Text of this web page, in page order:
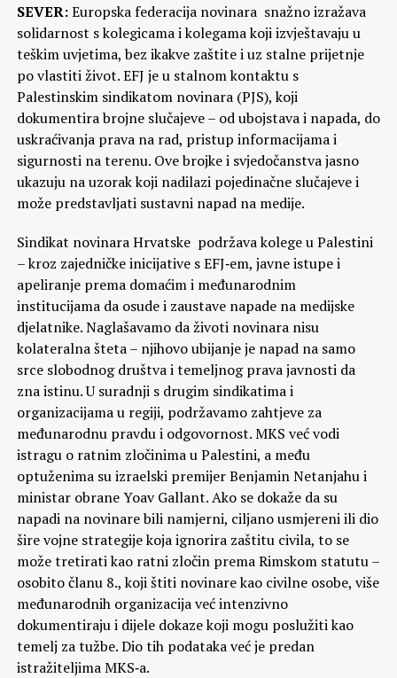
SEVER:Europska federacija novinara snažno izražava
solidarnost s kolegicama i kolegama koji izvještavaju u
teškim uvjetima, bez ikakve zaštite i uz stalne prijetnje
po vlastiti život. EFJ je u stalnom kontaktu s
Palestinskim sindikatom novinara (PJS), koji
dokumentira brojne slučajeve – od ubojstava i napada, do
uskraćivanja prava na rad, pristup informacijama i
sigurnosti na terenu. Ove brojke i svjedočanstva jasno
ukazuju na uzorak koji nadilazi pojedinačne slučajeve i
može predstavljati sustavni napad na medije.
Sindikat novinara Hrvatske podržava kolege u Palestini
– kroz zajedničke inicijative s EFJ‑em, javne istupe i
apeliranje prema domaćim i međunarodnim
institucijama da osude i zaustave napade na medijske
djelatnike. Naglašavamo da životi novinara nisu
kolateralna šteta – njihovo ubijanje je napad na samo
srce slobodnog društva i temeljnog prava javnosti da
zna istinu. U suradnji s drugim sindikatima i
organizacijama u regiji, podržavamo zahtjeve za
međunarodnu pravdu i odgovornost. MKS već vodi
istragu o ratnim zločinima u Palestini, a među
optuženima su izraelski premijer Benjamin Netanjahu i
ministar obrane Yoav Gallant. Ako se dokaže da su
napadi na novinare bili namjerni, ciljano usmjereni ili dio
šire vojne strategije koja ignorira zaštitu civila, to se
može tretirati kao ratni zločin prema Rimskom statutu –
osobito članu 8., koji štiti novinare kao civilne osobe, više
međunarodnih organizacija već intenzivno
dokumentiraju i dijele dokaze koji mogu poslužiti kao
temelj za tužbe. Dio tih podataka već je predan
istražiteljima MKS‑a.